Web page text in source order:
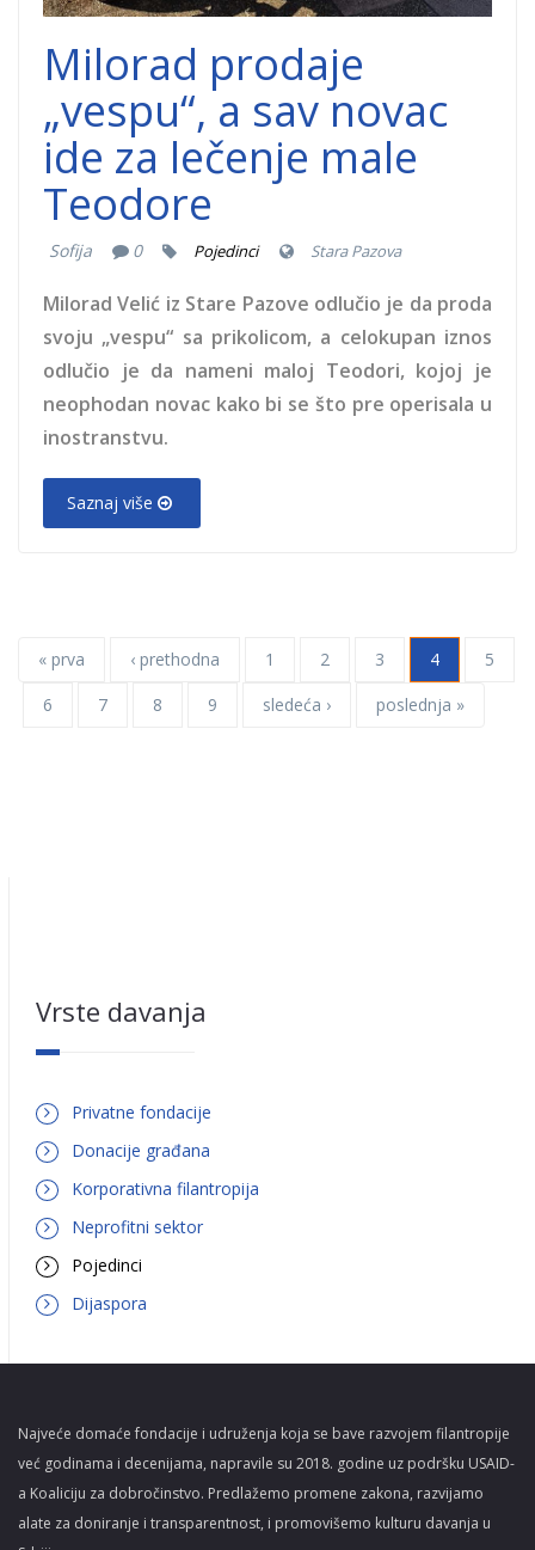
Milorad prodaje
„vespu“, a sav novac
ide za lečenje male
Teodore
Sofija 0 Pojedinci Stara Pazova
Milorad Velić iz Stare Pazove odlučio je da proda
svoju „vespu“ sa prikolicom, a celokupan iznos
odlučio je da nameni maloj Teodori, kojoj je
neophodan novac kako bi se što pre operisala u
inostranstvu.
Saznaj više
« prva ‹ prethodna 1 2 3 4
5
6
7 8 9 sledeća › poslednja »
Vrste davanja
Privatne fondacije
Donacije građana
Korporativna filantropija
Neprofitni sektor
Pojedinci
Dijaspora
Najveće domaće fondacije i udruženja koja se bave razvojem filantropije
već godinama i decenijama, napravile su 2018. godine uz podršku USAID-
a Koaliciju za dobročinstvo. Predlažemo promene zakona, razvijamo
alate za doniranje i transparentnost, i promovišemo kulturu davanja u